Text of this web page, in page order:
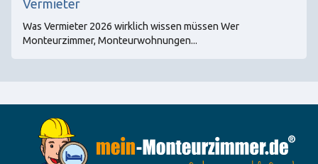
Vermieter
Was Vermieter 2026 wirklich wissen müssen Wer
Monteurzimmer, Monteurwohnungen...